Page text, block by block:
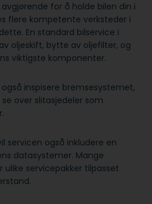
for å holde bilen din i
flere kompetente verksteder i
En standard bilservice i
oljeskift, bytte av oljefilter, og
viktigste komponenter.
inspisere bremsesystemet,
over slitasjedeler som
servicen også inkludere en
datasystemer. Mange
ulike servicepakker tilpasset